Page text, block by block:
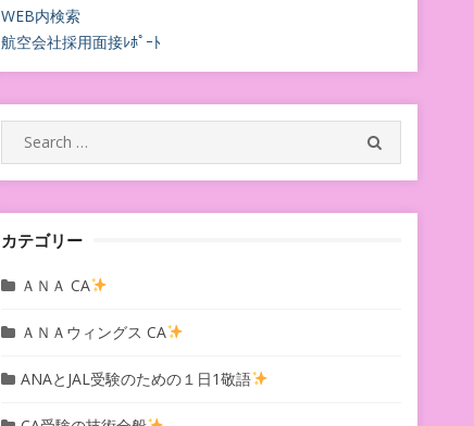
WEB内検索
航空会社採用面接ﾚﾎﾟｰﾄ
Search
for:
カテゴリー
ＡＮＡ CA
ＡＮＡウィングス CA
ANAとJAL受験のための１日1敬語